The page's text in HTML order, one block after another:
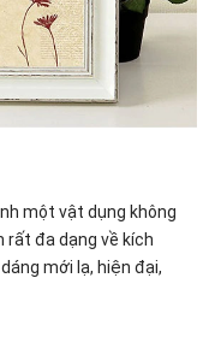
một vật dụng không
rất đa dạng về kích
mới lạ, hiện đại,